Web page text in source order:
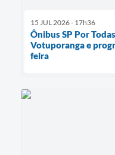
15 JUL 2026 - 17h36
Ônibus SP Por
Votuporanga e
feira